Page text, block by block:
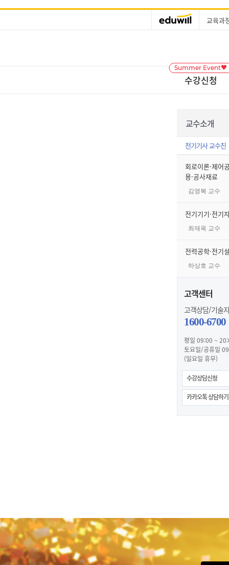
교육과
수강신청
Summer Event♥
교수소개
전기기사 교수진
회로이론·제어
용·공사재료
김영복 교수
전기기기·전기
최재욱 교수
전력공학·전기
하상호 교수
고객센터
고객상담/기술
1600-6700
평일 09:00 ~
토요일/공휴일
(일요일 휴무)
수강상담신청
카카오톡 상담하기